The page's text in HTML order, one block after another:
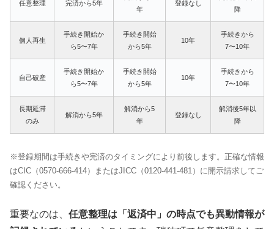
任意整理 完済から5年
年
登録なし
降
個人再生
手続き開始か
ら5〜7年
手続き開始
から5年
10年
手続きから
7〜10年
自己破産
手続き開始か
ら5〜7年
手続き開始
から5年
10年
手続きから
7〜10年
長期延滞
のみ
解消から5年
解消から5
年
登録なし
解消後5年以
降
※登録期間は手続きや完済のタイミングにより前後します。正確な情報
はCIC（0570-666-414）またはJICC（0120-441-481）に開示請求してご
確認ください。
重要なのは、 任意整理は「返済中」の時点でも異動情報が